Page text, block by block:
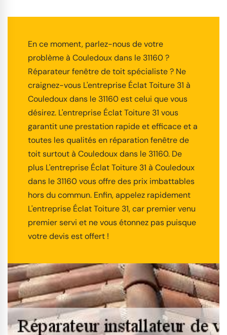
En ce moment, parlez-nous de votre
problème à Couledoux dans le 31160 ?
Réparateur fenêtre de toit spécialiste ? Ne
craignez-vous L'entreprise Éclat Toiture 31 à
Couledoux dans le 31160 est celui que vous
désirez. L'entreprise Éclat Toiture 31 vous
garantit une prestation rapide et efficace et a
toutes les qualités en réparation fenêtre de
toit surtout à Couledoux dans le 31160. De
plus L'entreprise Éclat Toiture 31 à Couledoux
dans le 31160 vous offre des prix imbattables
hors du commun. Enfin, appelez rapidement
L'entreprise Éclat Toiture 31, car premier venu
premier servi et ne vous étonnez pas puisque
votre devis est offert !